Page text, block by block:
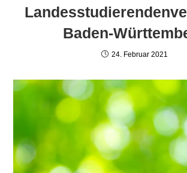
Baden-
24. Februar 2021